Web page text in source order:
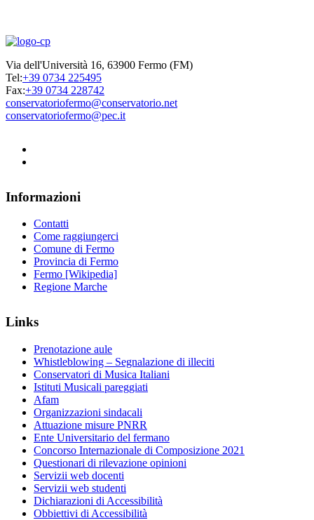
Via dell'Università 16, 63900 Fermo (FM)
Tel:+39 0734 225495
Fax:+39 0734 228742
conservatoriofermo@conservatorio.net
conservatoriofermo@pec.it
Informazioni
Contatti
Come raggiungerci
Comune di Fermo
Provincia di Fermo
Fermo [Wikipedia]
Regione Marche
Links
Prenotazione aule
Whistleblowing – Segnalazione di illeciti
Conservatori di Musica Italiani
Istituti Musicali pareggiati
Afam
Organizzazioni sindacali
Attuazione misure PNRR
Ente Universitario del fermano
Concorso Internazionale di Composizione 2021
Questionari di rilevazione opinioni
Servizii web docenti
Servizii web studenti
Dichiarazioni di Accessibilità
Obbiettivi di Accessibilità